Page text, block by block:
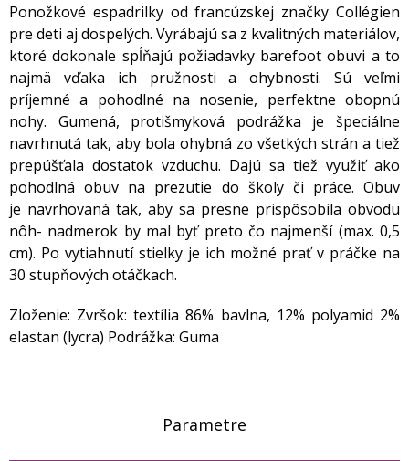
Ponožkové espadrilky od francúzskej značky Collégien
pre deti aj dospelých. Vyrábajú sa z kvalitných materiálov,
ktoré dokonale spĺňajú požiadavky barefoot obuvi a to
najmä vďaka ich pružnosti a ohybnosti. Sú veľmi
príjemné a pohodlné na nosenie, perfektne obopnú
nohy. Gumená, protišmyková podrážka je špeciálne
navrhnutá tak, aby bola ohybná zo všetkých strán a tiež
prepúšťala dostatok vzduchu. Dajú sa tiež využiť ako
pohodlná obuv na prezutie do školy či práce. Obuv
je navrhovaná tak, aby sa presne prispôsobila obvodu
nôh- nadmerok by mal byť preto čo najmenší (max. 0,5
cm). Po vytiahnutí stielky je ich možné prať v práčke na
30 stupňových otáčkach.
Zloženie: Zvršok: textília 86% bavlna, 12% polyamid 2%
elastan (lycra) Podrážka: Guma
Parametre